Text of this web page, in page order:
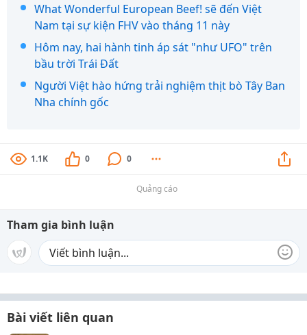
What Wonderful European Beef! sẽ đến Việt
Nam tại sự kiện FHV vào tháng 11 này
Hôm nay, hai hành tinh áp sát "như UFO" trên
bầu trời Trái Đất
Người Việt hào hứng trải nghiệm thịt bò Tây Ban
Nha chính gốc
1.1K 0 0
Quảng cáo
Tham gia bình luận
Bài viết liên quan